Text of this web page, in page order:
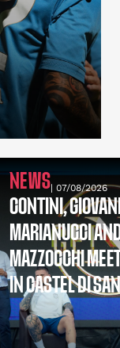
NEWS| 07/08/2026
CONTINI,
MARIANUCCI
MAZZOCCHI
IN CASTEL DI